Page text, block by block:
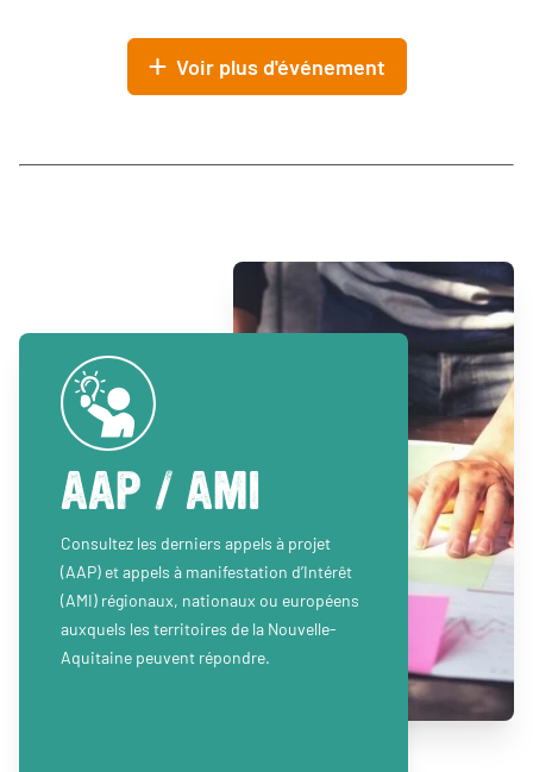
Voir plus d'événement
AAP / AMI
Consultez les derniers appels à projet
(AAP) et appels à manifestation d’Intérêt
(AMI) régionaux, nationaux ou européens
auxquels les territoires de la Nouvelle-
Aquitaine peuvent répondre.